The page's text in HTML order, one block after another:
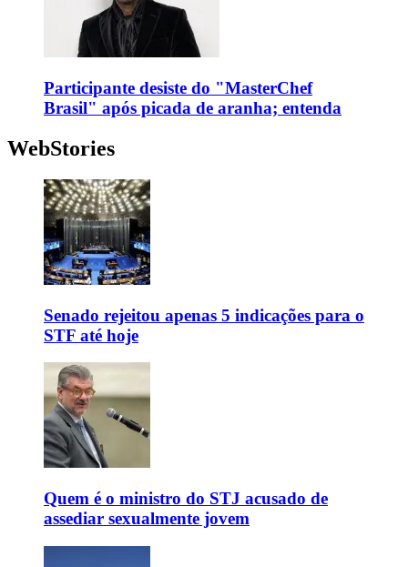
Participante desiste do "MasterChef
Brasil" após picada de aranha; entenda
WebStories
Senado rejeitou apenas 5 indicações para o
STF até hoje
Quem é o ministro do STJ acusado de
assediar sexualmente jovem